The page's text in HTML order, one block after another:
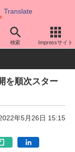
Translate
検索 Impressサイト
ネットワーク/技術
を順次スター
年5月26日 15:15